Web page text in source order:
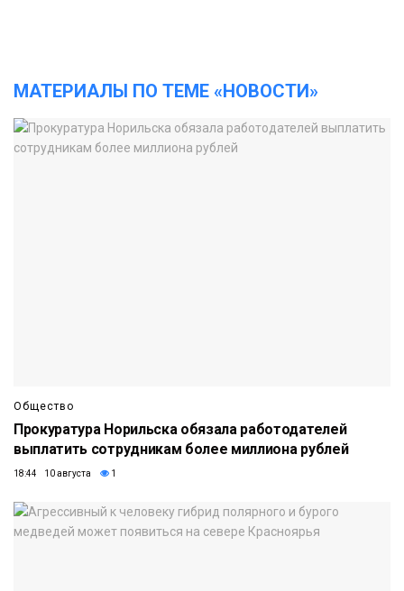
МАТЕРИАЛЫ ПО ТЕМЕ «НОВОСТИ»
Общество
Прокуратура Норильска обязала работодателей
выплатить сотрудникам более миллиона рублей
18:44 10 августа 1